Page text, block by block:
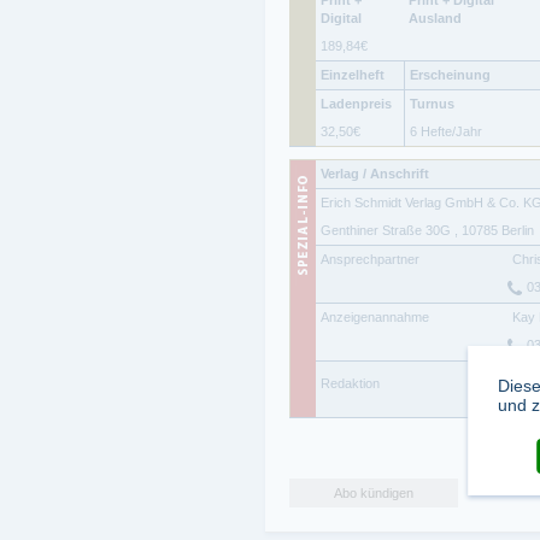
Digital
Ausland
189,84€
Einzelheft
Erscheinung
Ladenpreis
Turnus
32,50€ 6 Hefte/Jahr
Verlag / Anschrift
Erich Schmidt Verlag GmbH & Co. KG
Genthiner Straße 30G
10785 Berlin
Ansprechpartner
Anzeigenannahme
Kay
Redaktion
Abo kündigen
und